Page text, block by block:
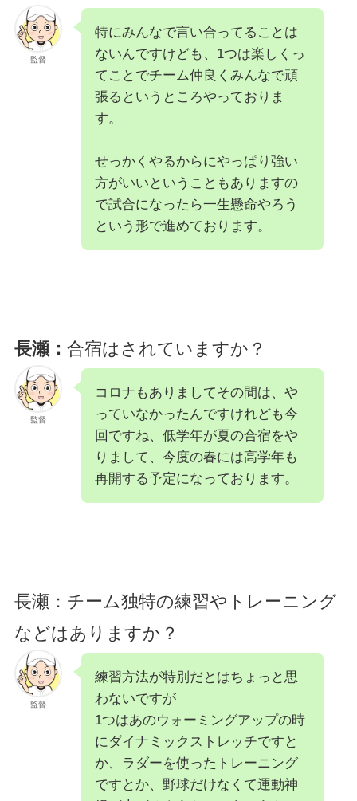
監督
特にみんなで言い合ってることは
ないんですけども、1つは楽しくっ
てことでチーム仲良くみんなで頑
張るというところやっておりま
す。
せっかくやるからにやっぱり強い
方がいいということもありますの
で試合になったら一生懸命やろう
という形で進めております。
長瀬： 合宿はされていますか？
監督
コロナもありましてその間は、や
っていなかったんですけれども今
回ですね、低学年が夏の合宿をや
りまして、今度の春には高学年も
再開する予定になっております。
長瀬：チーム独特の練習やトレーニング
などはありますか？
監督
練習方法が特別だとはちょっと思
わないですが
1つはあのウォーミングアップの時
にダイナミックストレッチですと
か、ラダーを使ったトレーニング
ですとか、野球だけなくて運動神